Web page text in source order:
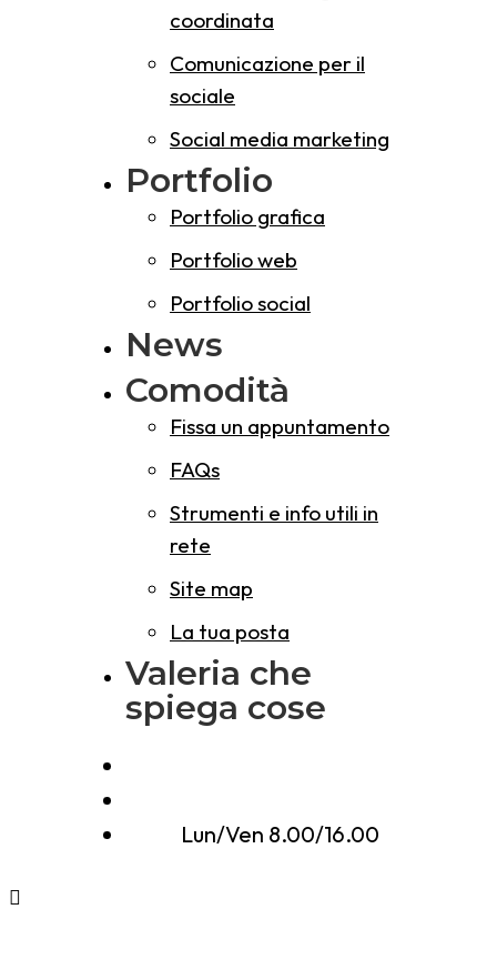
coordinata
Comunicazione per il
sociale
Social media marketing
Portfolio
Portfolio grafica
Portfolio web
Portfolio social
News
Comodità
Fissa un appuntamento
FAQs
Strumenti e info utili in
rete
Site map
La tua posta
Valeria che
spiega cose
Lun/Ven 8.00/16.00